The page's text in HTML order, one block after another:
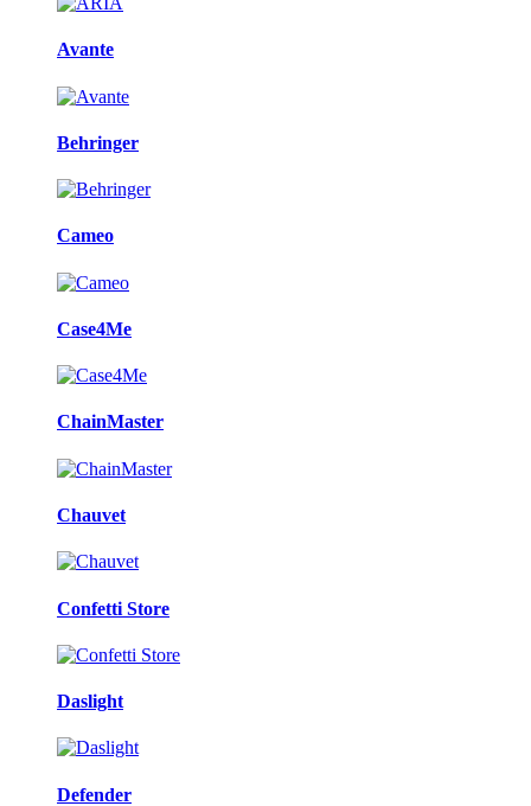
Avante
Behringer
Cameo
Case4Me
ChainMaster
Chauvet
Confetti Store
Daslight
Defender